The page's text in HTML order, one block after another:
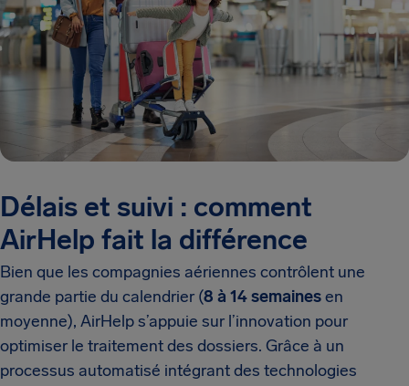
Délais et suivi : comment
AirHelp fait la différence
Bien que les compagnies aériennes contrôlent une
grande partie du calendrier (8 à 14 semainesen
moyenne), AirHelp s’appuie sur l’innovation pour
optimiser le traitement des dossiers. Grâce à un
processus automatisé intégrant des technologies